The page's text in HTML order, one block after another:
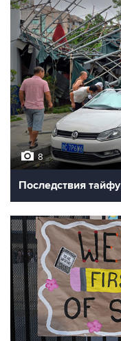
8
Последствия